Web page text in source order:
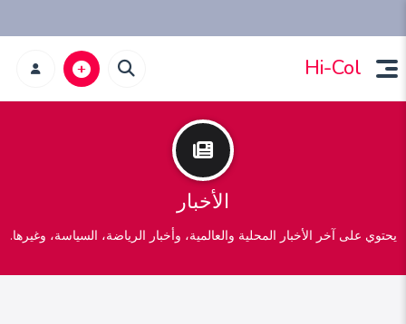
Hi-Col
الأخبار
يحتوي على آخر الأخبار المحلية والعالمية، وأخبار الرياضة، السياسة، وغيرها.